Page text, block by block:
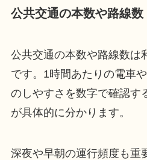
公共交通の本数や路線数
公共交通の本数や路線数は
です。1時間あたりの電車
のしやすさを数字で確認す
が具体的に分かります。
深夜や早朝の運行頻度も重